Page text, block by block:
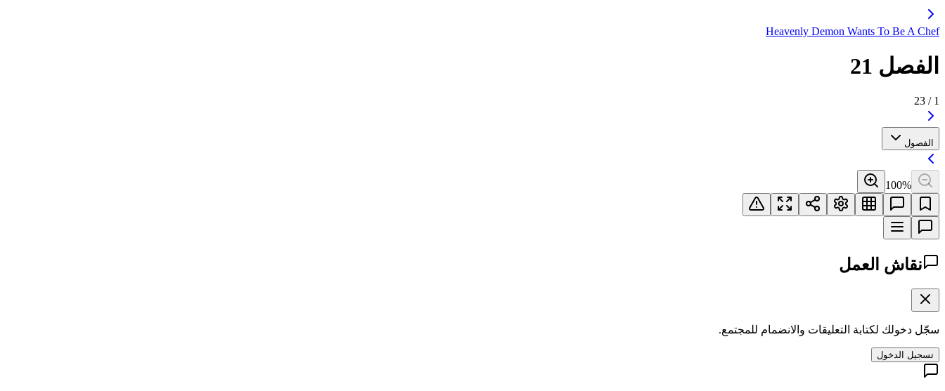
Heavenly Demon Wants To Be A Chef
الفصل 21
1
/
23
الفصول
100%
نقاش العمل
سجّل دخولك لكتابة التعليقات والانضمام للمجتمع.
تسجيل الدخول